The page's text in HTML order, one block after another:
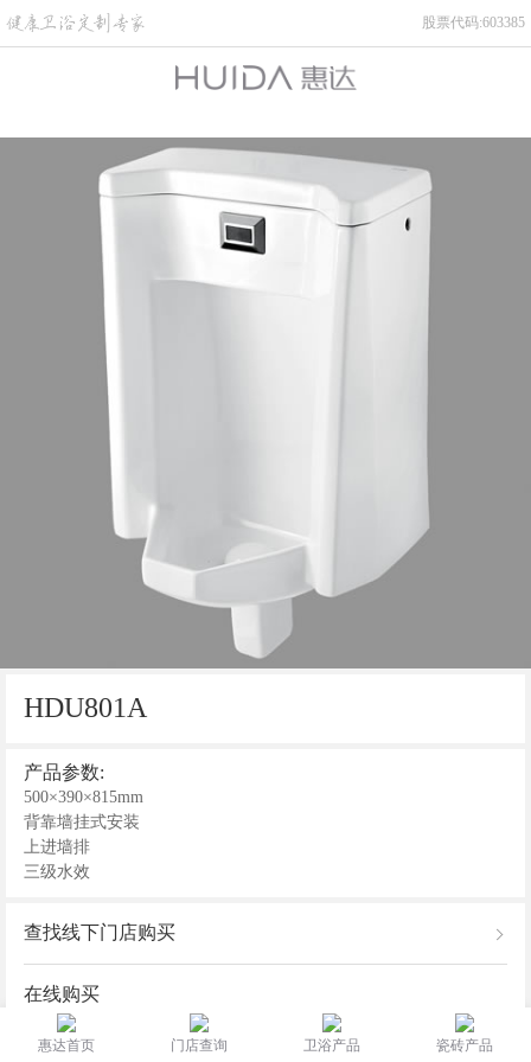
股票代码:603385
HDU801A
产品参数:
500×390×815mm
背靠墙挂式安装
上进墙排
三级水效
查找线下门店购买
在线购买
惠达首页 门店查询 卫浴产品 瓷砖产品